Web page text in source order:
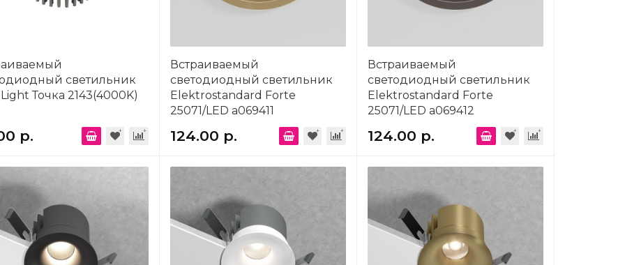
светильник
Точка 2143(4000K)
р.
Встраиваемый
светодиодный светильник
Elektrostandard Forte
25071/LED a069411
124.00 р.
Встраиваемый
светодиодный светильник
Elektrostandard Forte
25071/LED a069412
124.00 р.